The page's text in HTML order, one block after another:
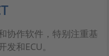
协作软件，特别注重基
发和ECU。